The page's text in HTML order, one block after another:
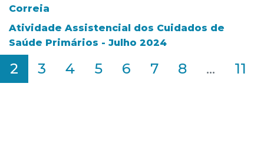
Correia
Atividade Assistencial dos Cuidados de
Saúde Primários - Julho 2024
2 3 4 5 6 7 8 ... 11